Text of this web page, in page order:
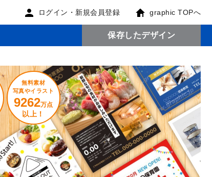
ログイン・新規会員登録 graphic TOPへ
保存したデザイン
無料素材
写真やイラスト
9262万点
以上！